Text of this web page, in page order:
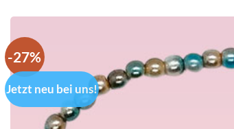
-27%
Jetzt neu bei uns!